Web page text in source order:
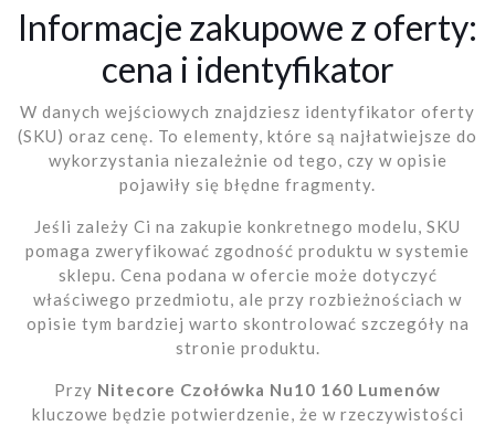
Informacje zakupowe z oferty:
cena i identyfikator
W danych wejściowych znajdziesz identyfikator oferty
(SKU) oraz cenę. To elementy, które są najłatwiejsze do
wykorzystania niezależnie od tego, czy w opisie
pojawiły się błędne fragmenty.
Jeśli zależy Ci na zakupie konkretnego modelu, SKU
pomaga zweryfikować zgodność produktu w systemie
sklepu. Cena podana w ofercie może dotyczyć
właściwego przedmiotu, ale przy rozbieżnościach w
opisie tym bardziej warto skontrolować szczegóły na
stronie produktu.
Przy Nitecore Czołówka Nu10 160 Lumenów
kluczowe będzie potwierdzenie, że w rzeczywistości